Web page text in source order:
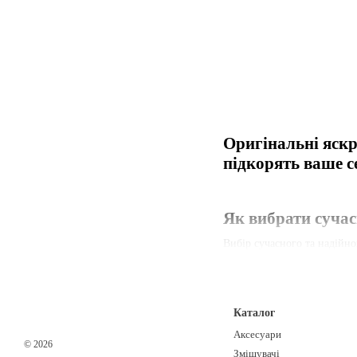
Оригінальні
підкорять ваше
Як вибрати
Вибір сучасного та
Існує кілька основних
Одноважільні змішувачі:
Двовентильні змішувачі:
© 2026
Каталог
Аксесуари
Змішувачі